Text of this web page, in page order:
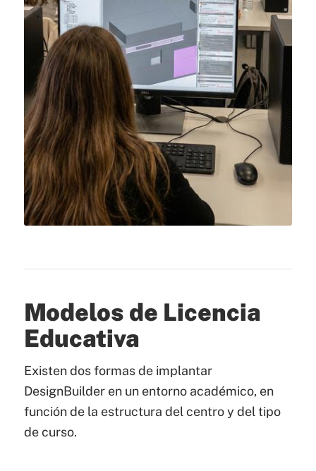
Modelos de Licencia
Educativa
Existen dos formas de implantar
DesignBuilder en un entorno académico, en
función de la estructura del centro y del tipo
de curso.